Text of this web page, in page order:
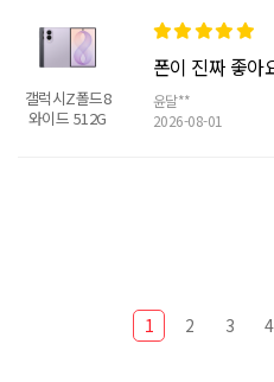
갤럭시Z폴드8
와이드 512G
폰이 진짜 좋아
윤달**
2026-08-01
1 2 3 4